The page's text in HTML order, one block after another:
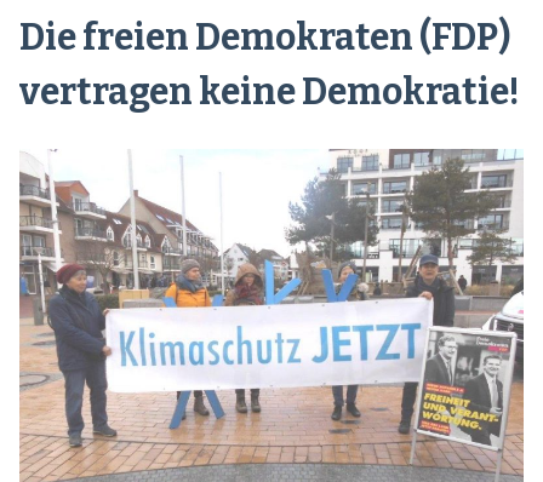
Die freien Demokraten (FDP)
vertragen keine Demokratie!